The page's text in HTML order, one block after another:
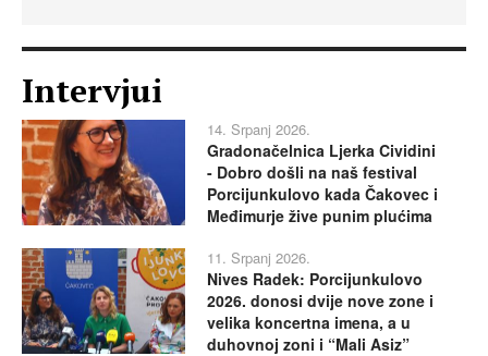
Intervjui
14. Srpanj 2026.
Gradonačelnica Ljerka Cividini
- Dobro došli na naš festival
Porcijunkulovo kada Čakovec i
Međimurje žive punim plućima
11. Srpanj 2026.
Nives Radek: Porcijunkulovo
2026. donosi dvije nove zone i
velika koncertna imena, a u
duhovnoj zoni i “Mali Asiz”